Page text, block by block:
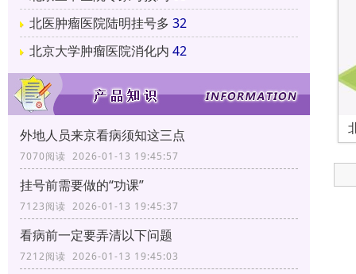
北医肿瘤医院陆明挂号多 32
北京大学肿瘤医院消化内 42
外地人员来京看病须知这三点
7070阅读 2026-01-13 19:45:57
挂号前需要做的“功课”
7123阅读 2026-01-13 19:45:37
看病前一定要弄清以下问题
7212阅读 2026-01-13 19:45:03